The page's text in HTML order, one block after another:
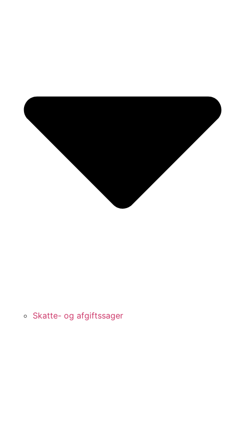
Skatte- og afgiftssager